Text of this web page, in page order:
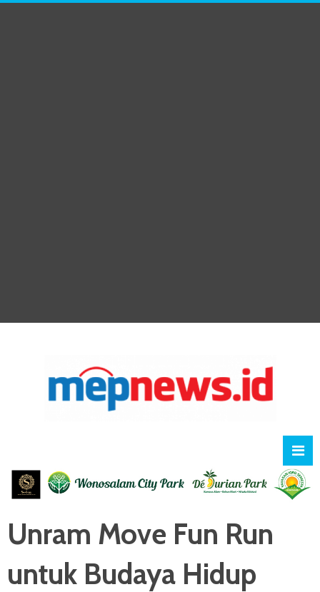
Unram Move Fun Run
untuk Budaya Hidup